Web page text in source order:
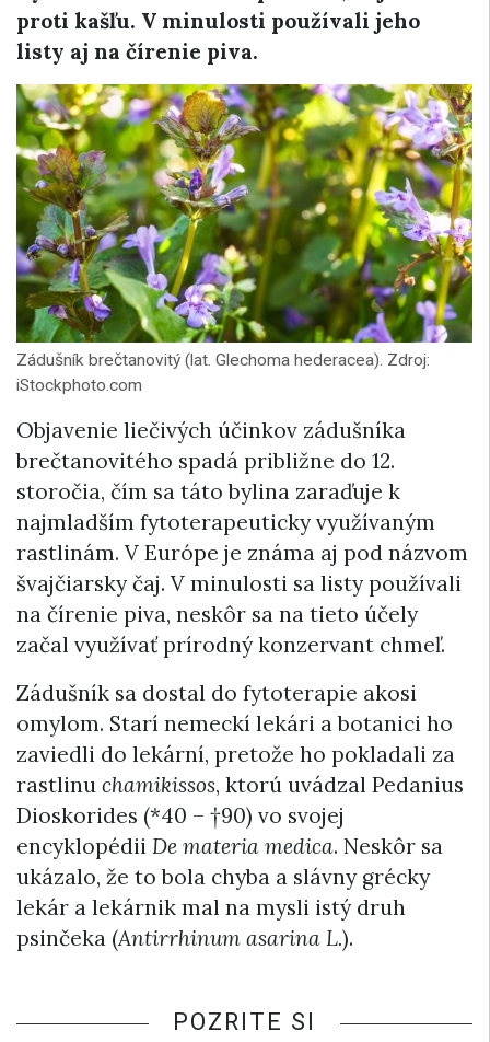
proti kašľu. V minulosti používali jeho
listy aj na čírenie piva.
Zádušník brečtanovitý (lat. Glechoma hederacea). Zdroj:
iStockphoto.com
Objavenie liečivých účinkov zádušníka
brečtanovitého spadá približne do 12.
storočia, čím sa táto bylina zaraďuje k
najmladším fytoterapeuticky využívaným
rastlinám. V Európe je známa aj pod názvom
švajčiarsky čaj. V minulosti sa listy používali
na čírenie piva, neskôr sa na tieto účely
začal využívať prírodný konzervant chmeľ.
Zádušník sa dostal do fytoterapie akosi
omylom. Starí nemeckí lekári a botanici ho
zaviedli do lekární, pretože ho pokladali za
rastlinu chamikissos, ktorú uvádzal Pedanius
Dioskorides (*40 – †90) vo svojej
encyklopédii De materia medica. Neskôr sa
ukázalo, že to bola chyba a slávny grécky
lekár a lekárnik mal na mysli istý druh
psinčeka (Antirrhinum asarina L.).
POZRITE SI